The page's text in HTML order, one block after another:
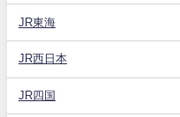
JR東海
JR西日本
JR四国